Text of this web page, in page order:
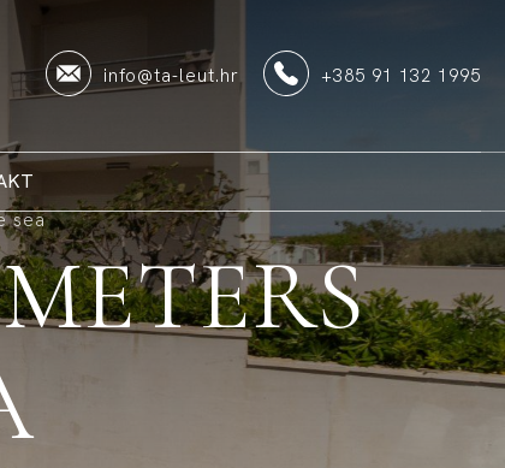
info@ta-leut.hr +385 91 132 1995
sea